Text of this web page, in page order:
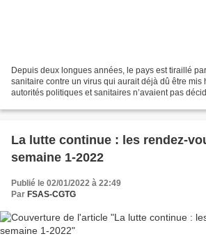
Depuis deux longues années, le pays est tiraillé
sanitaire contre un virus qui aurait déjà dû être mis
autorités politiques et sanitaires n’avaient pas
La lutte continue : les rendez-
semaine 1-2022
Publié le 02/01/2022 à 22:49
Par FSAS-CGTG